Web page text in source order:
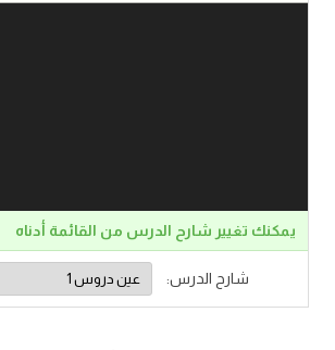
يمكنك تغيير شارح الدرس من القائمة أدناه
شارح الدرس: